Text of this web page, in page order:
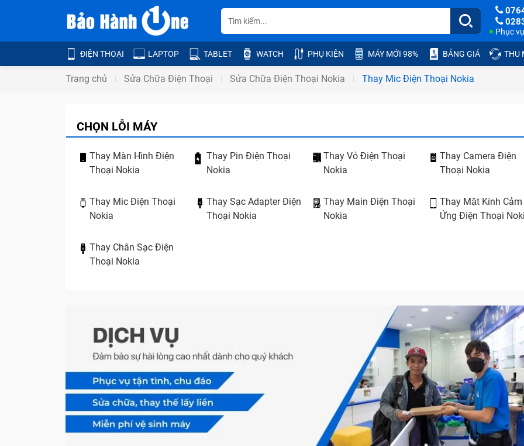
Phục
ĐIỆN THOẠI LAPTOP TABLET WATCH PHỤ KIỆN MÁY MỚI 98% BẢNG GIÁ THU
Trang chủ Sửa Chữa Điện Thoại Sửa Chữa Điện Thoại Nokia Thay Mic Điện Thoại Nokia
CHỌN LỖI MÁY
Thay Màn Hình Điện
Thoại Nokia
Thay Pin Điện Thoại
Nokia
Thay Vỏ Điện Thoại
Nokia
Thay Camera Điện
Thoại Nokia
Thay Mic Điện Thoại
Nokia
Thay Sạc Adapter Điện
Thoại Nokia
Thay Main Điện Thoại
Nokia
Thay Mặt Kính Cảm
Ứng Điện Thoại
Thay Chân Sạc Điện
Thoại Nokia